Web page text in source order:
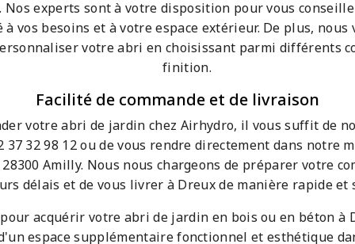
Nos experts sont à votre disposition pour vous
à vos besoins et à votre espace extérieur. De plus,
votre abri en choisissant parmi différents
finition.
Facilité de commande et de livraison
votre abri de jardin chez Airhydro, il vous suffit de
37 32 98 12 ou de vous rendre directement dans notre
Amilly. Nous nous chargeons de préparer votre
délais et de vous livrer à Dreux de manière rapide et
acquérir votre abri de jardin en bois ou en béton à
espace supplémentaire fonctionnel et esthétique